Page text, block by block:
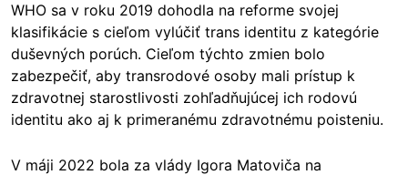
WHO sa v roku 2019 dohodla na reforme svojej
klasifikácie s cieľom vylúčiť trans identitu z kategórie
duševných porúch. Cieľom týchto zmien bolo
zabezpečiť, aby transrodové osoby mali prístup k
zdravotnej starostlivosti zohľadňujúcej ich rodovú
identitu ako aj k primeranému zdravotnému poisteniu.
V máji 2022 bola za vlády Igora Matoviča na